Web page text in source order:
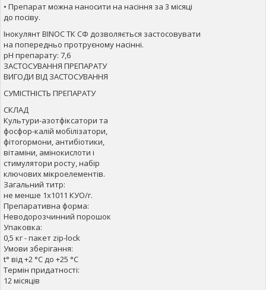
• Препарат можна наносити на насіння за 3 місяці
до посіву.
Інокулянт BINOC ТК СФ дозволяється застосовувати
на попередньо протруєному насінні.
рН препарату: 7,6
ЗАСТОСУВАННЯ ПРЕПАРАТУ
ВИГОДИ ВІД ЗАСТОСУВАННЯ
СУМІСТНІСТЬ ПРЕПАРАТУ
СКЛАД
Культури-азотфіксатори та
фосфор-калій мобілізатори,
фітогормони, антибіотики,
вітаміни, амінокислоти і
стимулятори росту, набір
ключових мікроелементів.
Загальний титр:
не менше 1х1011 КУО/г.
Препаративна форма:
Неводорозчинний порошок
Упаковка:
0,5 кг - пакет zip-lock
Умови зберігання:
t° від +2 °С до +25 °С
Термін придатності:
12 місяців